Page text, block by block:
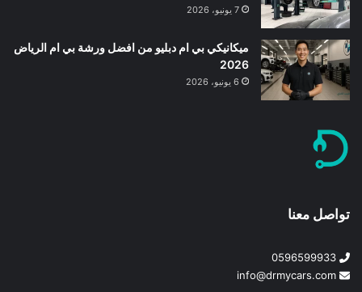
7 يونيو، 2026
ميكانيكي بي ام دبليو من افضل ورشة بي ام الرياض
2026
6 يونيو، 2026
تواصل معنا
0596599933
info@drmycars.com